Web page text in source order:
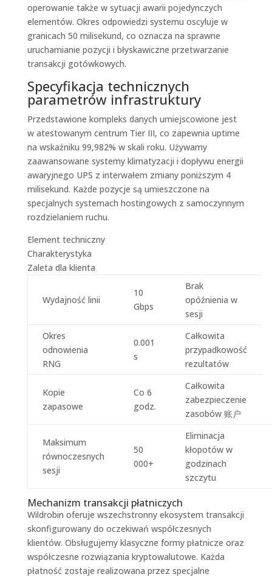
operowanie także w sytuacji awarii pojedynczych
elementów. Okres odpowiedzi systemu oscyluje w
granicach 50 milisekund, co oznacza na sprawne
uruchamianie pozycji i błyskawiczne przetwarzanie
transakcji gotówkowych.
Specyfikacja technicznych
parametrów infrastruktury
Przedstawione kompleks danych umiejscowione jest
w atestowanym centrum Tier III, co zapewnia uptime
na wskaźniku 99,982% w skali roku. Używamy
zaawansowane systemy klimatyzacji i dopływu energii
awaryjnego UPS z interwałem zmiany poniższym 4
milisekund. Każde pozycje są umieszczone na
specjalnych systemach hostingowych z samoczynnym
rozdzielaniem ruchu.
Element techniczny
Charakterystyka
Zaleta dla klienta
Wydajność linii
10
Gbps
Brak
opóźnienia w
sesji
Okres
odnowienia
RNG
0.001
s
Całkowita
przypadkowość
rezultatów
Kopie
zapasowe
Co 6
godz.
Całkowita
zabezpieczenie
zasobów 账户
Maksimum
równoczesnych
sesji
50
000+
Eliminacja
kłopotów w
godzinach
szczytu
Mechanizm transakcji płatniczych
Wildrobin oferuje wszechstronny ekosystem transakcji
skonfigurowany do oczekiwań współczesnych
klientów. Obsługujemy klasyczne formy płatnicze oraz
współczesne rozwiązania kryptowalutowe. Każda
płatność zostaje realizowana przez specjalne